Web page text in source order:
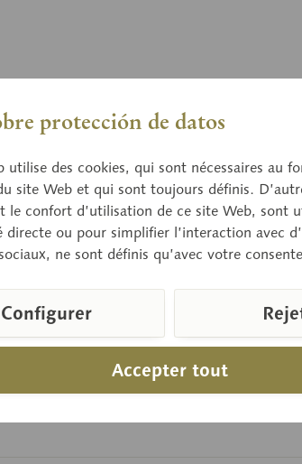
protección de datos
utilise des cookies, qui sont nécessaires au
site Web et qui sont toujours définis.
le confort d’utilisation de ce site Web, sont
directe ou pour simplifier l’interaction avec
ne sont définis qu’avec votre
Accepter tout
Configurer